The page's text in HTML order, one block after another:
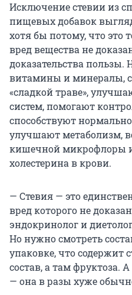
Исключение стевии из
пищевых добавок
хотя бы потому, что это
вред вещества не
доказательства пользы.
витамины и минералы,
«сладкой траве»,
систем, помогают
способствуют
улучшают метаболизм,
кишечной микрофлоры
холестерина в крови.
— Стевия — это
вред которого не
эндокринолог и
Но нужно смотреть
упаковке, что содержит
состав, а там фруктоза.
— она в разы хуже